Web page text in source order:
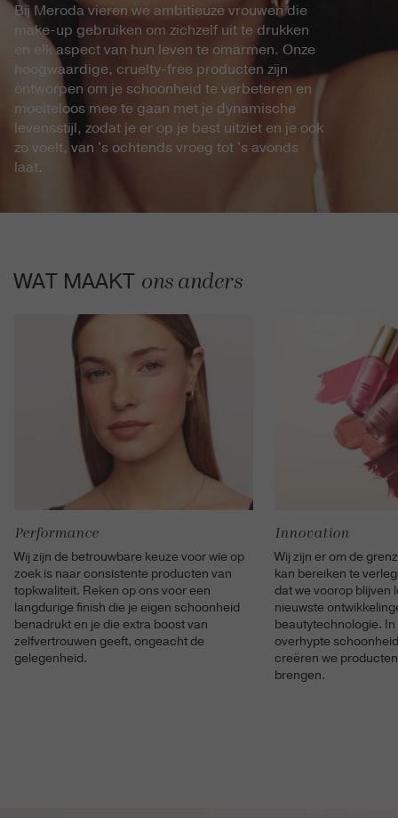
Bij Meroda vieren we ambitieuze vrouwen die
make-up gebruiken om zichzelf uit te drukken
en elk aspect van hun leven te omarmen. Onze
hoogwaardige, cruelty-free producten zijn
ontworpen om je schoonheid te verbeteren en
moeiteloos mee te gaan met je dynamische
levensstijl, zodat je er op je best uitziet en je ook
zo voelt, van 's ochtends vroeg tot 's avonds
laat.
WAT MAAKT ons anders
Performance
Wij zijn de betrouwbare keuze voor wie op
zoek is naar consistente producten van
topkwaliteit. Reken op ons voor een
langdurige finish die je eigen schoonheid
benadrukt en je die extra boost van
zelfvertrouwen geeft, ongeacht de
gelegenheid.
Innovation
Wij zijn er om de
kan bereiken te
dat we voorop blijven
nieuwste
beautytechnologie.
overhypte
creëren we
brengen.